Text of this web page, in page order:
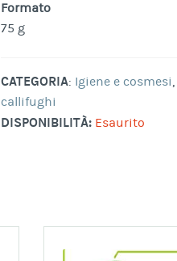
Formato
75 g
CATEGORIA: Igiene e cosmesi,
callifughi
DISPONIBILITÀ: Esaurito